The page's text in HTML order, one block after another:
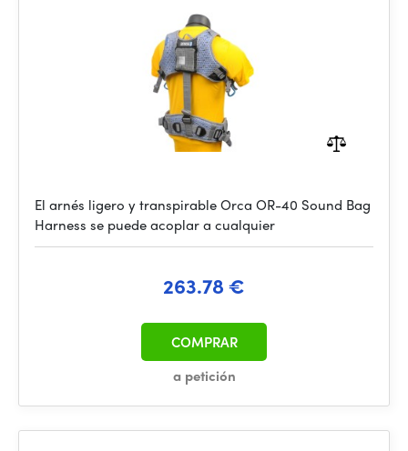
El arnés ligero y transpirable Orca OR-40 Sound Bag
Harness se puede acoplar a cualquier
263.78 €
a petición
COMPRAR